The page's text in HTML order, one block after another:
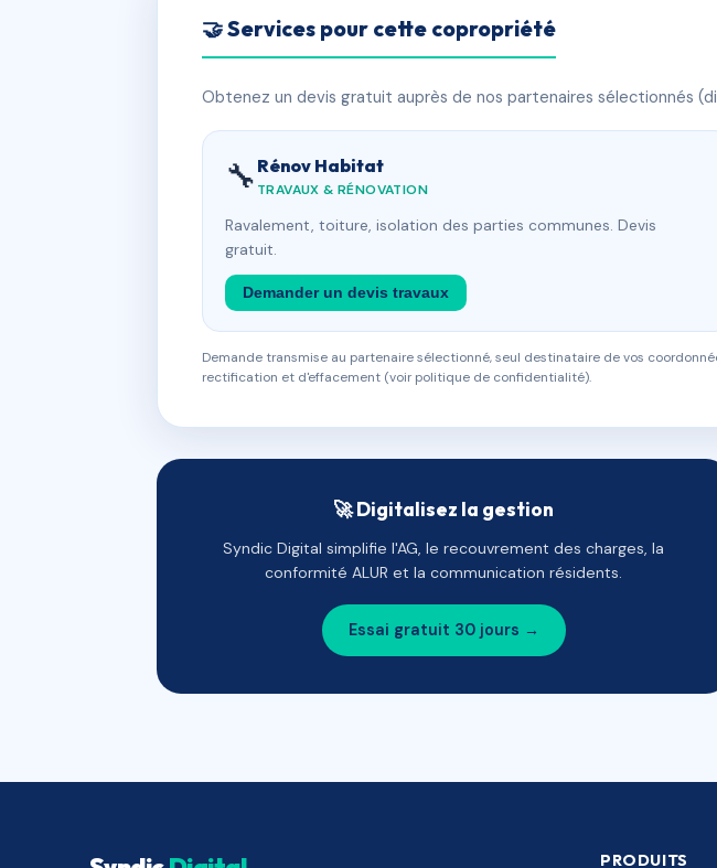
🤝 Services pour cette copropriété
Obtenez un devis gratuit auprès de nos partenaires sélectionnés
🔧 Rénov Habitat
TRAVAUX & RÉNOVATION
Ravalement, toiture, isolation des parties communes. Devis
gratuit.
Demander un devis travaux
Demande transmise au partenaire sélectionné, seul destinataire de vos
rectification et d'effacement (voir politique de confidentialité).
🚀 Digitalisez la gestion
Syndic Digital simplifie l'AG, le recouvrement des charges, la
conformité ALUR et la communication résidents.
Essai gratuit 30 jours →
PRODUITS